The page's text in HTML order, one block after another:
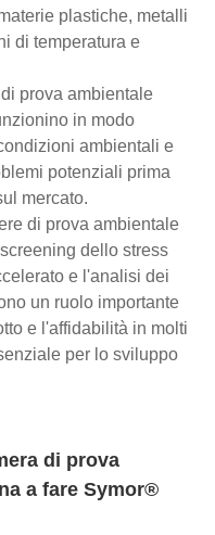
plastiche, metalli
di temperatura e
prova ambientale
in modo
ambientali e
potenziali prima
mercato.
di prova ambientale
dello stress
e l'analisi dei
un ruolo importante
e l'affidabilità in molti
per lo sviluppo
di prova
a fare Symor®